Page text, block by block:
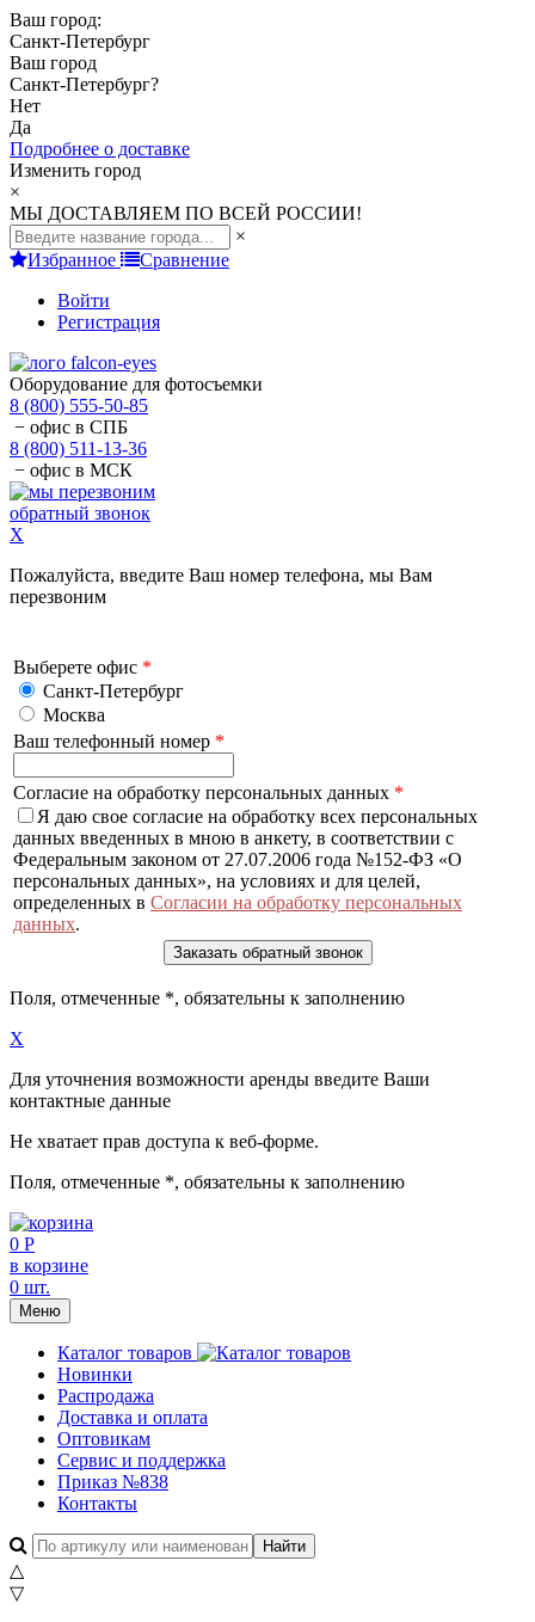
Ваш город:
Санкт-Петербург
Ваш город
Санкт-Петербург?
Нет
Да
Подробнее о доставке
Изменить город
×
МЫ ДОСТАВЛЯЕМ ПО ВСЕЙ РОССИИ!
×
Избранное
Сравнение
Войти
Регистрация
Оборудование для фотосъемки
8 (800) 555-50-85
− офис в СПБ
8 (800) 511-13-36
− офис в МСК
обратный звонок
X
Пожалуйста, введите Ваш номер телефона, мы Вам
перезвоним
Выберете офис *
Санкт-Петербург
Москва
Ваш телефонный номер *
Согласие на обработку персональных данных *
Я даю свое согласие на обработку всех персональных
данных введенных в мною в анкету, в соответствии с
Федеральным законом от 27.07.2006 года №152-ФЗ «О
персональных данных», на условиях и для целей,
определенных в Согласии на обработку персональных
данных.
Поля, отмеченные *, обязательны к заполнению
X
Для уточнения возможности аренды введите Ваши
контактные данные
Не хватает прав доступа к веб-форме.
Поля, отмеченные *, обязательны к заполнению
0 Р
в корзине
0 шт.
Меню
Каталог товаров
Новинки
Распродажа
Доставка и оплата
Оптовикам
Сервис и поддержка
Приказ №838
Контакты
△
▽